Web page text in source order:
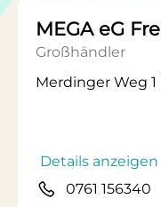
MEGA eG
Großhändler
Merdinger Weg 1
Details anzeigen
0761 156340